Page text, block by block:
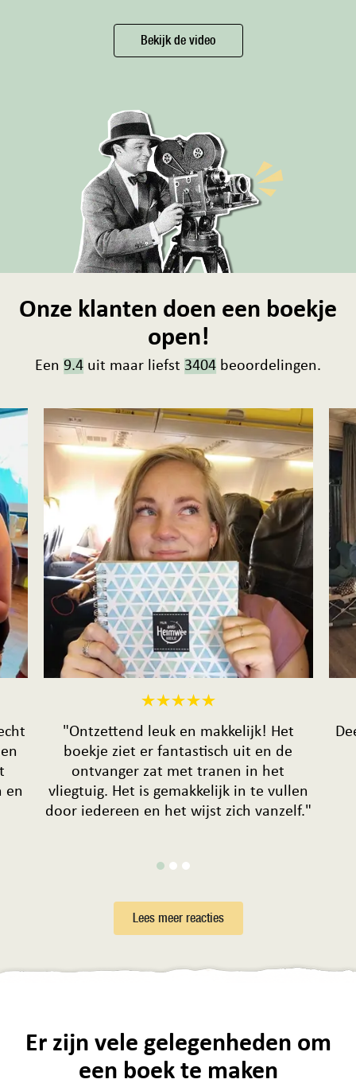
Bekijk de video
Onze klanten doen een boekje
open!
Een 9.4 uit maar liefst 3404 beoordelingen.
en
"Ontzettend leuk en makkelijk! Het
boekje ziet er fantastisch uit en de
ontvanger zat met tranen in het
vliegtuig. Het is gemakkelijk in te vullen
door iedereen en het wijst zich vanzelf."
Lees meer reacties
Er zijn vele gelegenheden om
een boek te maken